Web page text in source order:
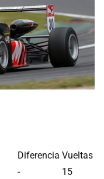
Diferencia Vueltas
- 15